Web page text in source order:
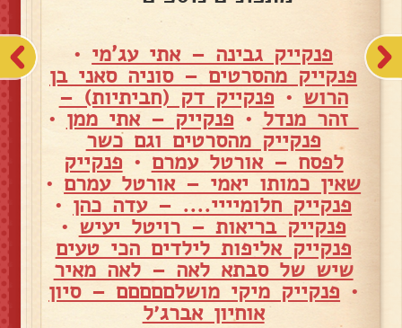
פנקייק גבינה – אתי עג'מי •
פנקייק מהסרטים – סוניה סאני בן
הרוש • פנקייק דק (חביתיות) –
זהר מנדל • פנקייק – אתי ממן •
פנקייק מהסרטים וגם כשר
לפסח – אורטל עמרם • פנקייק
שאין כמותו יאמי – אורטל עמרם •
פנקייק חלומיייי.... – עדה כהן •
פנקייק בריאות – רויטל יעיש •
פנקייק אליפות לילדים הכי טעים
שיש של סבתא לאה – לאה מאיר
• פנקייק מיקי מושלםםםםם – סיון
אוחיון אברג׳ל